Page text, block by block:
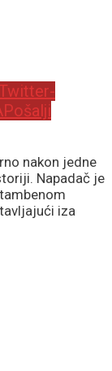
Pošalji
nakon jedne
Napadač je
iza